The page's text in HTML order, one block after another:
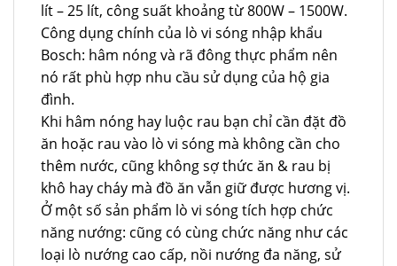
lít – 25 lít, công suất khoảng từ 800W – 1500W.
Công dụng chính của lò vi sóng nhập khẩu
Bosch: hâm nóng và rã đông thực phẩm nên
nó rất phù hợp nhu cầu sử dụng của hộ gia
đình.
Khi hâm nóng hay luộc rau bạn chỉ cần đặt đồ
ăn hoặc rau vào lò vi sóng mà không cần cho
thêm nước, cũng không sợ thức ăn & rau bị
khô hay cháy mà đồ ăn vẫn giữ được hương vị.
Ở một số sản phẩm lò vi sóng tích hợp chức
năng nướng: cũng có cùng chức năng như các
loại lò nướng cao cấp, nồi nướng đa năng, sử